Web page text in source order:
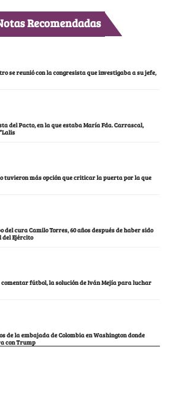
Recomendadas
se reunió con la congresista que investigaba a su jefe,
del Pacto, en la que estaba María Fda. Carrascal,
tuvieron más opción que criticar la puerta por la que
del cura Camilo Torres, 60 años después de haber sido
del Ejército
fútbol, la solución de Iván Mejía para luchar
de la embajada de Colombia en Washington donde
con Trump